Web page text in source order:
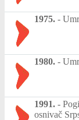
1975. -
1980. -
1991. -
osnivač